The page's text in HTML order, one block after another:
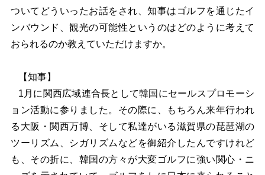
ついてどういったお話をされ、知事はゴルフを通じたイ
ンバウンド、観光の可能性というのはどのように考えて
おられるのか教えていただけますか。
【知事】
1 月に関西広域連合長として韓国にセールスプロモーシ
ョン活動に参りました。その際に、もちろん来年行われ
る大阪・関西万博、そして私達がいる滋賀県の琵琶湖の
ツーリズム、シガリズムなどを御紹介したんですけれど
も、その折に、韓国の方々が大変ゴルフに強い関心・ニ